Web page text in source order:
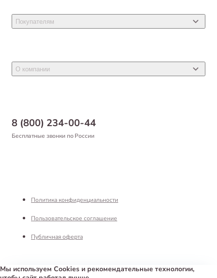
8 (800) 234-00-44
Бесплатные звонки по России
Товары для собак
Товары для птиц
Покупателям
Новости
Самовывоз
Оформление заказа
О компании
Благотворительный фонд
Реквизиты
Политика конфиденциальности
Пользовательское соглашение
Публичная оферта
Мы используем Cookies и рекомендательные технологии,